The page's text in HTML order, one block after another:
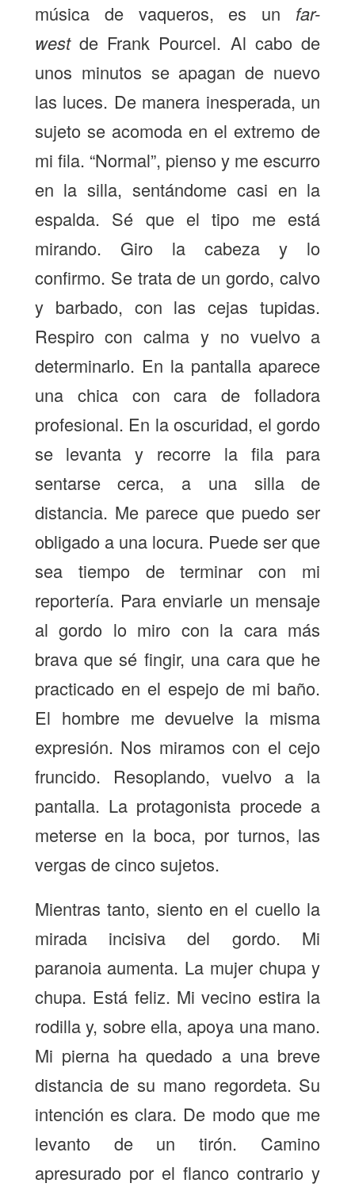
música de vaqueros, es un far-
westde Frank Pourcel. Al cabo de
unos minutos se apagan de nuevo
las luces. De manera inesperada, un
sujeto se acomoda en el extremo de
mi fila. “Normal”, pienso y me escurro
en la silla, sentándome casi en la
espalda. Sé que el tipo me está
mirando. Giro la cabeza y lo
confirmo. Se trata de un gordo, calvo
y barbado, con las cejas tupidas.
Respiro con calma y no vuelvo a
determinarlo. En la pantalla aparece
una chica con cara de folladora
profesional. En la oscuridad, el gordo
se levanta y recorre la fila para
sentarse cerca, a una silla de
distancia. Me parece que puedo ser
obligado a una locura. Puede ser que
sea tiempo de terminar con mi
reportería. Para enviarle un mensaje
al gordo lo miro con la cara más
brava que sé fingir, una cara que he
practicado en el espejo de mi baño.
El hombre me devuelve la misma
expresión. Nos miramos con el cejo
fruncido. Resoplando, vuelvo a la
pantalla. La protagonista procede a
meterse en la boca, por turnos, las
vergas de cinco sujetos.
Mientras tanto, siento en el cuello la
mirada incisiva del gordo. Mi
paranoia aumenta. La mujer chupa y
chupa. Está feliz. Mi vecino estira la
rodilla y, sobre ella, apoya una mano.
Mi pierna ha quedado a una breve
distancia de su mano regordeta. Su
intención es clara. De modo que me
levanto de un tirón. Camino
apresurado por el flanco contrario y